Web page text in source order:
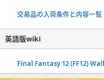
交易品の入荷条件と内容一覧
英語版wiki
Final Fantasy 12 (FF12)